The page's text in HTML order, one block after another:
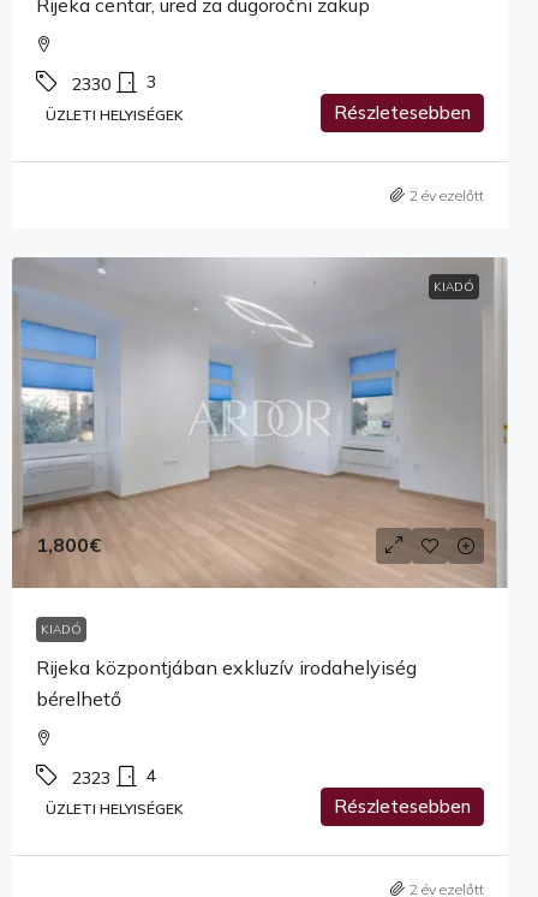
2330 3
ÜZLETI HELYISÉGEK Részletesebben
2 év ezelőtt
KIADÓ
1,800€
KIADÓ
Rijeka központjában exkluzív irodahelyiség
bérelhető
2323 4
ÜZLETI HELYISÉGEK Részletesebben
2 év ezelőtt